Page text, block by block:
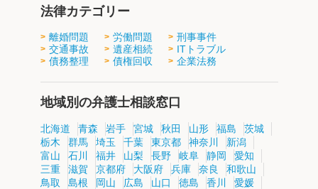
法律カテゴリー
離婚問題 労働問題
刑事事件
交通事故
遺産相続
ITトラブル
債務整理
債権回収 企業法務
地域別の弁護士相談窓口
北海道 青森 岩手 宮城 秋田 山形 福島
茨城
栃木
群馬 埼玉 千葉 東京都 神奈川
新潟
富山
石川 福井 山梨 長野 岐阜 静岡
愛知
三重
滋賀 京都府 大阪府 兵庫 奈良
和歌山
鳥取
島根 岡山 広島 山口 徳島 香川 愛媛